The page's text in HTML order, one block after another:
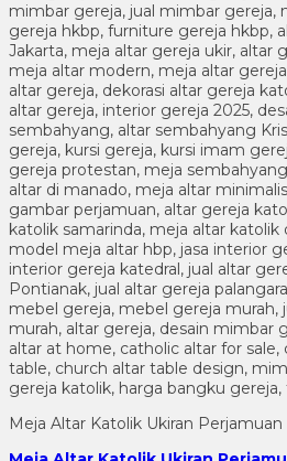
Meja Altar Katolik Ukiran Perjamuan